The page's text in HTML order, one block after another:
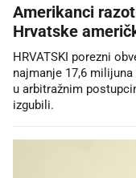
Amerikanci
Hrvatske
HRVATSKI porezni
najmanje 17,6
u arbitražnim
izgubili.